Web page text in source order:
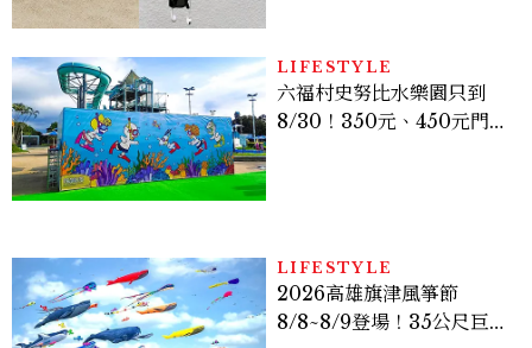
LIFESTYLE
六福村史努比水樂園只到
8/30！350元、450元門票
LIFESTYLE
2026高雄旗津風箏節
8/8~8/9登場！35公尺巨大